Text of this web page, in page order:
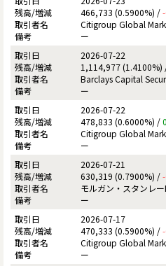
466,733 (0.5900%) /
Citigroup Global
ー
2026-07-22
1,114,977 (1.4100%)
Barclays Capital
ー
2026-07-22
478,833 (0.6000%) /
Citigroup Global
ー
2026-07-21
630,319 (0.7900%) /
モルガン・スタンレ
ー
2026-07-17
470,333 (0.5900%) /
Citigroup Global
ー